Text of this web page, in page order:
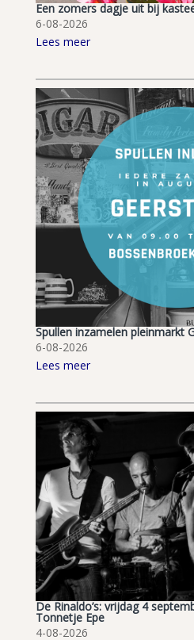
Een zomers dagje uit bij
6-08-2026
Lees meer
Spullen inzamelen pleinmarkt
6-08-2026
Lees meer
De Rinaldo’s: vrijdag 4
Tonnetje Epe
4-08-2026